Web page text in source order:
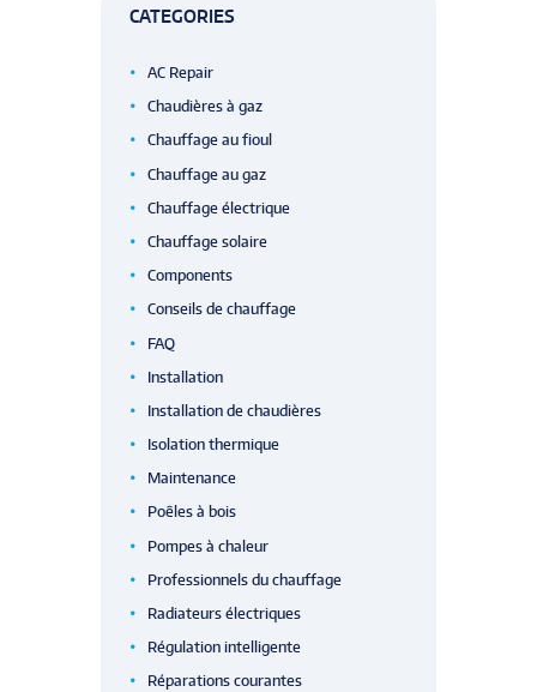
CATEGORIES
AC Repair
Chaudières à gaz
Chauffage au fioul
Chauffage au gaz
Chauffage électrique
Chauffage solaire
Components
Conseils de chauffage
FAQ
Installation
Installation de chaudières
Isolation thermique
Maintenance
Poêles à bois
Pompes à chaleur
Professionnels du chauffage
Radiateurs électriques
Régulation intelligente
Réparations courantes